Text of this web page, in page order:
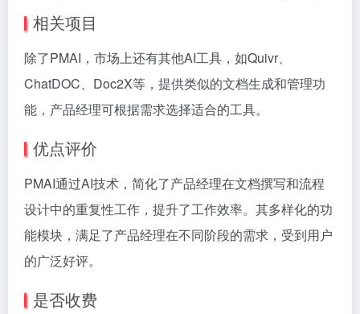
相关项目
除了PMAI，市场上还有其他AI工具，如Quivr、
ChatDOC、Doc2X等，提供类似的文档生成和管理功
能，产品经理可根据需求选择适合的工具。
优点评价
PMAI通过AI技术，简化了产品经理在文档撰写和流程
设计中的重复性工作，提升了工作效率。其多样化的功
能模块，满足了产品经理在不同阶段的需求，受到用户
的广泛好评。
是否收费